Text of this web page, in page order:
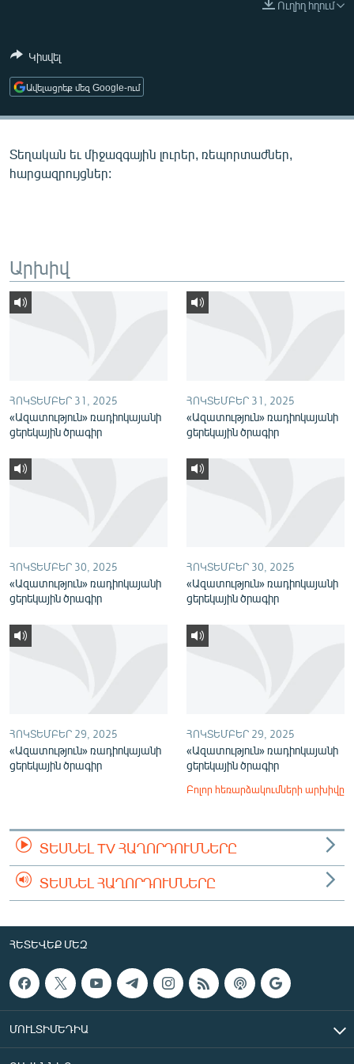
ՄԵԿՆԱԲԱՆՈՒԹՅՈՒՆ
ԿՈՐՈՆԱՎԻՐՈՒՍ
ԱՐԽԻՎ
ՁԳՏԵԼՈՎ ԼԱՎԱԳՈՒՅՆԻՆ
ՓՈԴՔԱՍԹ
Русский
ՀԵՏԵՎԵՔ ՄԵԶ
«Ազատության» բոլոր կայքերը
Ուղիղ հղում
Կիսվել
Ավելացրեք մեզ Google-ում
Տեղական եւ միջազգային լուրեր, ռեպորտաժներ,
հարցազրույցներ:
Արխիվ
ՀՈԿՏԵՄԲԵՐ 31, 2025
«Ազատություն» ռադիոկայանի
ցերեկային ծրագիր
ՀՈԿՏԵՄԲԵՐ 31, 2025
«Ազատություն» ռադիոկայանի
ցերեկային ծրագիր
ՀՈԿՏԵՄԲԵՐ 30, 2025
«Ազատություն» ռադիոկայանի
ցերեկային ծրագիր
ՀՈԿՏԵՄԲԵՐ 30, 2025
«Ազատություն» ռադիոկայանի
ցերեկային ծրագիր
ՀՈԿՏԵՄԲԵՐ 29, 2025
«Ազատություն» ռադիոկայանի
ցերեկային ծրագիր
ՀՈԿՏԵՄԲԵՐ 29, 2025
«Ազատություն» ռադիոկայանի
ցերեկային ծրագիր
Բոլոր հեռարձակումների արխիվը
ՏԵՍՆԵԼ TV ՀԱՂՈՐԴՈՒՄՆԵՐԸ
ՏԵՍՆԵԼ ՀԱՂՈՐԴՈՒՄՆԵՐԸ
ՀԵՏԵՎԵՔ ՄԵԶ
ՄՈՒԼՏԻՄԵԴԻԱ